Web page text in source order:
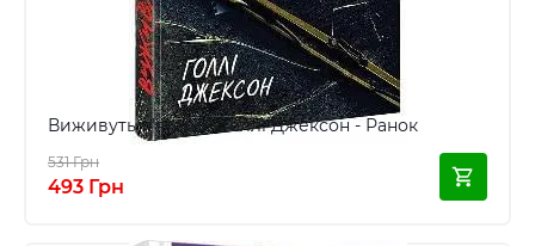
Виживуть п’ятеро - Голлі Джексон - Ранок
531 Грн
493 Грн